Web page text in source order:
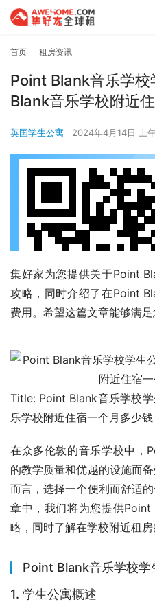
首页 租房资讯
Point Blank音乐学
Blank音乐学校附近
英国学生公寓 2024年4月14日 上
集好家为您提供关于Point
攻略，同时介绍了在Point
费用。希望这篇文章能够满足
Title: Point Blank音乐学校
乐学校附近住宿一个月多少钱
在众多伦敦的音乐学校中，
的教学质量和优越的设施而
而言，选择一个便利而舒适
章中，我们将为您提供
略，同时了解在学校附近租房
Point Blank音乐学校学
1. 学生公寓概述